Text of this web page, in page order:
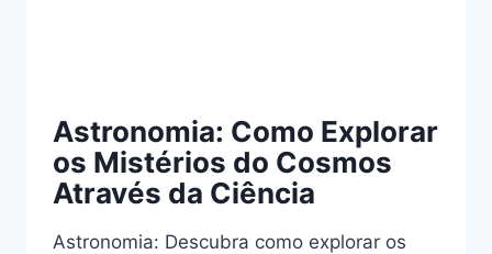
Astronomia: Como Explorar
os Mistérios do Cosmos
Através da Ciência
Astronomia: Descubra como explorar os